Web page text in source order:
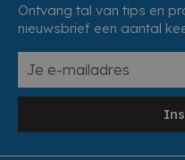
Ontvang tal van tips en
nieuwsbrief een aantal